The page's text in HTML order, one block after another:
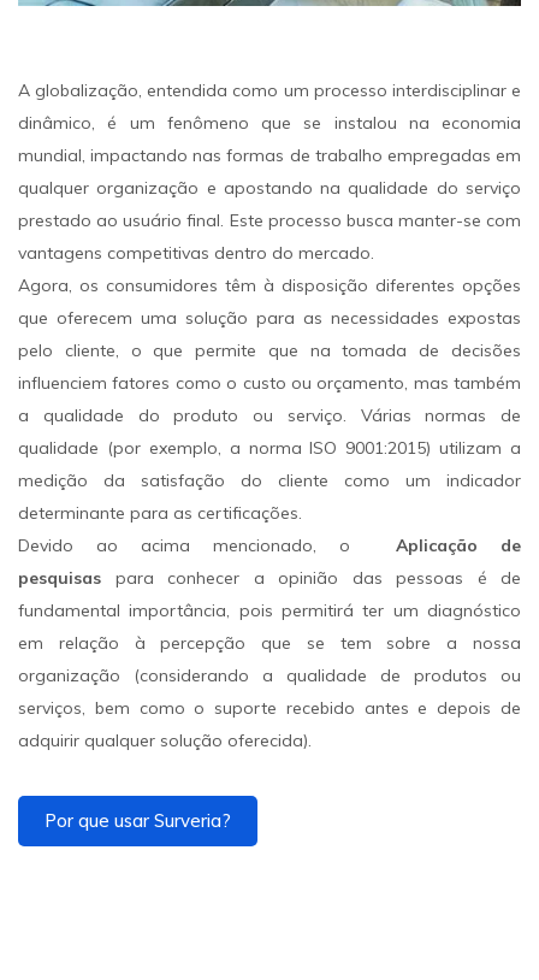
A globalização, entendida como um processo interdisciplinar e
dinâmico, é um fenômeno que se instalou na economia
mundial, impactando nas formas de trabalho empregadas em
qualquer organização e apostando na qualidade do serviço
prestado ao usuário final. Este processo busca manter-se com
vantagens competitivas dentro do mercado.
Agora, os consumidores têm à disposição diferentes opções
que oferecem uma solução para as necessidades expostas
pelo cliente, o que permite que na tomada de decisões
influenciem fatores como o custo ou orçamento, mas também
a qualidade do produto ou serviço. Várias normas de
qualidade (por exemplo, a norma ISO 9001:2015) utilizam a
medição da satisfação do cliente como um indicador
determinante para as certificações.
Devido ao acima mencionado, o Aplicação de
pesquisas para conhecer a opinião das pessoas é de
fundamental importância, pois permitirá ter um diagnóstico
em relação à percepção que se tem sobre a nossa
organização (considerando a qualidade de produtos ou
serviços, bem como o suporte recebido antes e depois de
adquirir qualquer solução oferecida).
Por que usar Surveria?